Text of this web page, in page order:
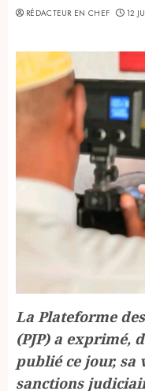
RÉDACTEUR EN CHEF 12
La Plateforme
(PJP) a exprimé,
publié ce jour, sa
sanctions